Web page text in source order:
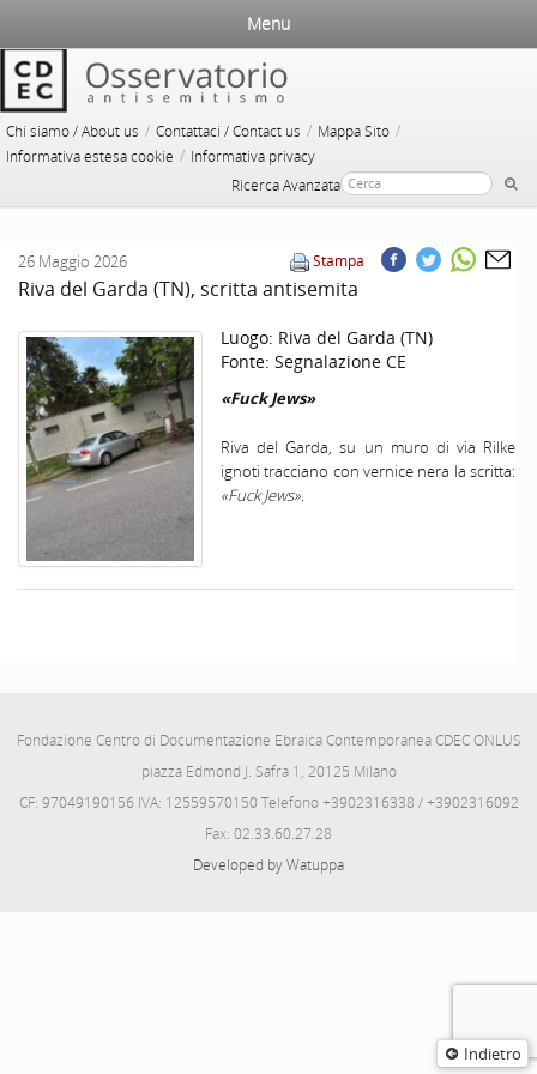
Chi siamo / About us / Contattaci / Contact us / Mappa Sito /
Informativa estesa cookie / Informativa privacy
Ricerca Avanzata
Menu
Indietro
Stampa
26 Maggio 2026
Riva del Garda (TN), scritta antisemita
Luogo: Riva del Garda (TN)
Fonte: Segnalazione CE
«Fuck Jews»
Riva del Garda, su un muro di via Rilke
ignoti tracciano con vernice nera la scritta:
«Fuck Jews».
Fondazione Centro di Documentazione Ebraica Contemporanea CDEC ONLUS
piazza Edmond J. Safra 1, 20125 Milano
CF: 97049190156 IVA: 12559570150 Telefono +3902316338 / +3902316092
Fax: 02.33.60.27.28
Developed by Watuppa